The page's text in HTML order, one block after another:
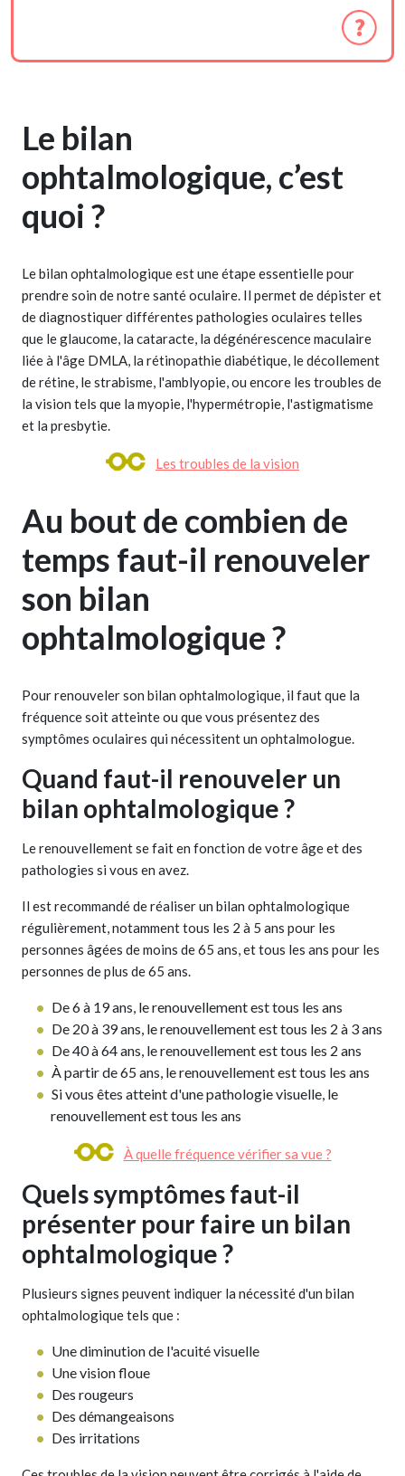
Le bilan
ophtalmologique, c’est
quoi ?
Le bilan ophtalmologique est une étape essentielle pour
prendre soin de notre santé oculaire. Il permet de dépister et
de diagnostiquer différentes pathologies oculaires telles
que le glaucome, la cataracte, la dégénérescence maculaire
liée à l'âge DMLA, la rétinopathie diabétique, le décollement
de rétine, le strabisme, l'amblyopie, ou encore les troubles de
la vision tels que la myopie, l'hypermétropie, l'astigmatisme
et la presbytie.
Les troubles de la vision
Au bout de combien de
temps faut-il renouveler
son bilan
ophtalmologique ?
Pour renouveler son bilan ophtalmologique, il faut que la
fréquence soit atteinte ou que vous présentez des
symptômes oculaires qui nécessitent un ophtalmologue.
Quand faut-il renouveler un
bilan ophtalmologique ?
Le renouvellement se fait en fonction de votre âge et des
pathologies si vous en avez.
Il est recommandé de réaliser un bilan ophtalmologique
régulièrement, notamment tous les 2 à 5 ans pour les
personnes âgées de moins de 65 ans, et tous les ans pour les
personnes de plus de 65 ans.
De 6 à 19 ans, le renouvellement est tous les ans
De 20 à 39 ans, le renouvellement est tous les 2 à 3 ans
De 40 à 64 ans, le renouvellement est tous les 2 ans
À partir de 65 ans, le renouvellement est tous les ans
Si vous êtes atteint d'une pathologie visuelle, le
renouvellement est tous les ans
À quelle fréquence vérifier sa vue ?
Quels symptômes faut-il
présenter pour faire un bilan
ophtalmologique ?
Plusieurs signes peuvent indiquer la nécessité d'un bilan
ophtalmologique tels que :
Une diminution de l'acuité visuelle
Une vision floue
Des rougeurs
Des démangeaisons
Des irritations